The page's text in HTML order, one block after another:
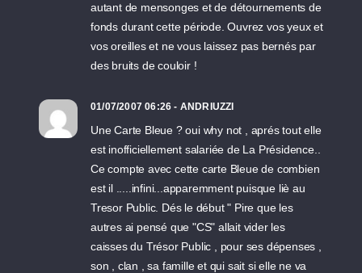
autant de mensonges et de détournements de
fonds durant cette période. Ouvrez vos yeux et
vos oreilles et ne vous laissez pas bernés par
des bruits de couloir !
01/07/2007 06:26 - ANDRIUZZI
Une Carte Bleue ? oui why not , aprés tout elle
est inofficiellement salariée de La Présidence..
Ce compte avec cette carte Bleue de combien
est il .....infini...apparemment puisque liè au
Tresor Public. Dés le début " Pire que les
autres ai pensé que "CS" allait vider les
caisses du Trésor Public , pour ses dépenses ,
son , clan , sa famille et qui sait si elle ne va